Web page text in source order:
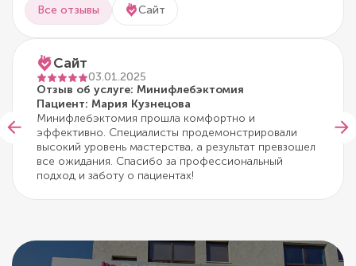
Все отзывы Сайт
Сайт
03.01.2025
Отзыв об услуге: Минифлебэктомия
Пациент: Мария Кузнецова
Минифлебэктомия прошла комфортно и
эффективно. Специалисты продемонстрировали
высокий уровень мастерства, а результат превзошел
все ожидания. Спасибо за профессиональный
подход и заботу о пациентах!